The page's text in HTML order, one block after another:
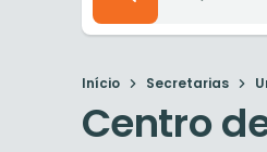
Início Secretarias
Centro